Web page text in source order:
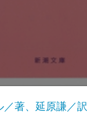
／著、延原謙／訳